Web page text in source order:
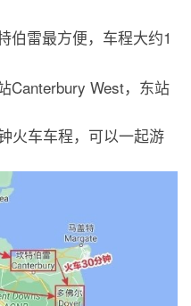
伯雷最方便，车程大约1
Canterbury West，东站
火车车程，可以一起游